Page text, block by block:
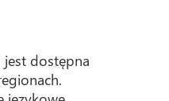
dostępna